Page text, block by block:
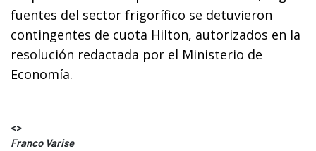
fuentes del sector frigorífico se detuvieron
contingentes de cuota Hilton, autorizados en la
resolución redactada por el Ministerio de
Economía.
<>
Franco Varise